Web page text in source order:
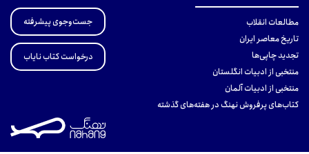
مطالعات انقلاب
تاریخ معاصر ایران
تجدید چاپی‌ها
منتخبی از ادبیات انگلستان
منتخبی از ادبیات آلمان
کتاب‌های پرفروش نهنگ در هفته‌های گذشته
جست‌وجوی پیشرفته
درخواست کتاب نایاب